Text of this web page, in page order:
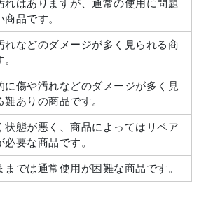
れはありますが、通常の使用に問題
商品です。
れなどのダメージが多く見られる商
に傷や汚れなどのダメージが多く見
難ありの商品です。
状態が悪く、商品によってはリペア
必要な商品です。
までは通常使用が困難な商品です。